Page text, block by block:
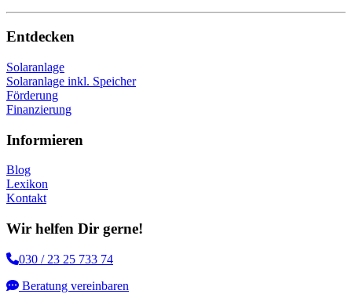
Entdecken
Solaranlage
Solaranlage inkl. Speicher
Förderung
Finanzierung
Informieren
Blog
Lexikon
Kontakt
Wir helfen Dir gerne!
030 / 23 25 733 74
Beratung vereinbaren